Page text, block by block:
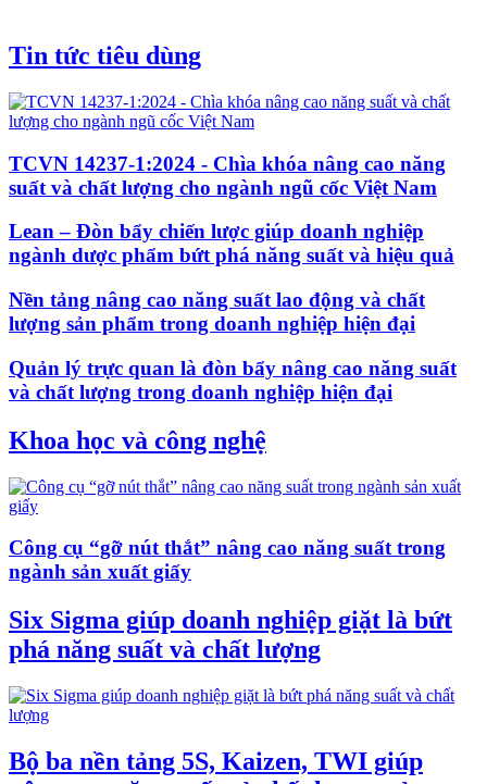
Tin tức tiêu dùng
TCVN 14237-1:2024 - Chìa khóa nâng cao năng
suất và chất lượng cho ngành ngũ cốc Việt Nam
Lean – Đòn bẩy chiến lược giúp doanh nghiệp
ngành dược phẩm bứt phá năng suất và hiệu quả
Nền tảng nâng cao năng suất lao động và chất
lượng sản phẩm trong doanh nghiệp hiện đại
Quản lý trực quan là đòn bẩy nâng cao năng suất
và chất lượng trong doanh nghiệp hiện đại
Khoa học và công nghệ
Công cụ “gỡ nút thắt” nâng cao năng suất trong
ngành sản xuất giấy
Six Sigma giúp doanh nghiệp giặt là bứt
phá năng suất và chất lượng
Bộ ba nền tảng 5S, Kaizen, TWI giúp